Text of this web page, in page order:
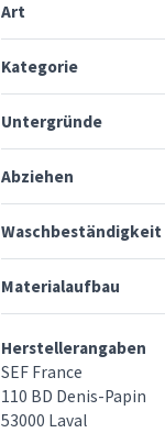
Art
Kategorie
Untergründe
Abziehen
Waschbeständigkeit
Materialaufbau
Herstellerangaben
SEF France
110 BD Denis-Papin
53000 Laval